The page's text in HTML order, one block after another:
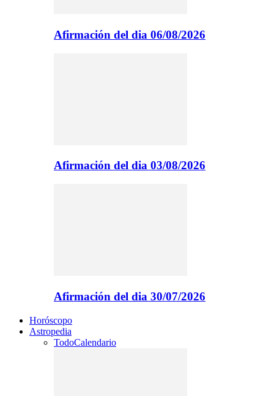
Afirmación del dia 06/08/2026
Afirmación del dia 03/08/2026
Afirmación del dia 30/07/2026
Horóscopo
Astropedia
TodoCalendario